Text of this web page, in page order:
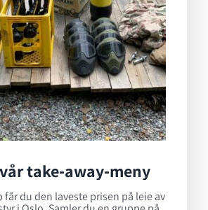
take‑away‑meny
får du den laveste prisen på leie av